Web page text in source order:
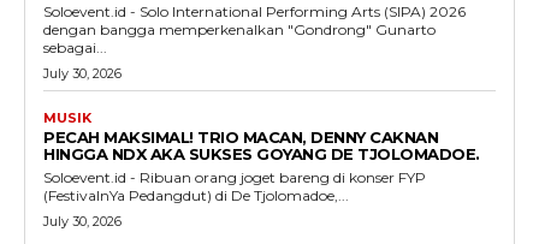
Soloevent.id - Solo International Performing Arts (SIPA) 2026
dengan bangga memperkenalkan "Gondrong" Gunarto
sebagai...
July 30, 2026
MUSIK
PECAH MAKSIMAL! TRIO MACAN, DENNY CAKNAN
HINGGA NDX AKA SUKSES GOYANG DE TJOLOMADOE.
Soloevent.id - Ribuan orang joget bareng di konser FYP
(FestivalnYa Pedangdut) di De Tjolomadoe,...
July 30, 2026